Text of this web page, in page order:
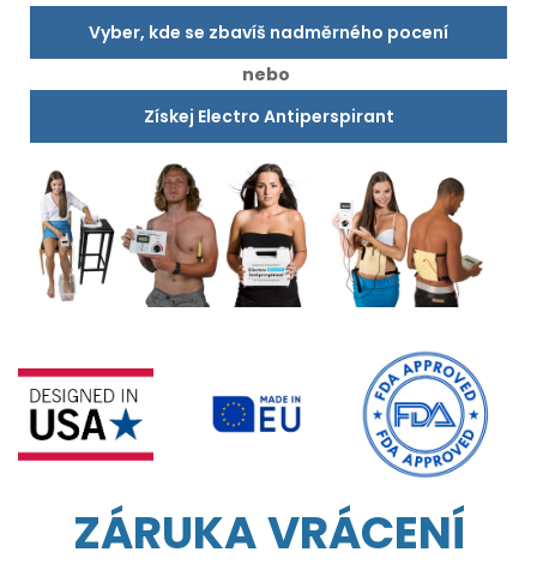
Vyber, kde se zbavíš nadměrného pocení
nebo
Získej Electro Antiperspirant
ZÁRUKA VRÁCENÍ